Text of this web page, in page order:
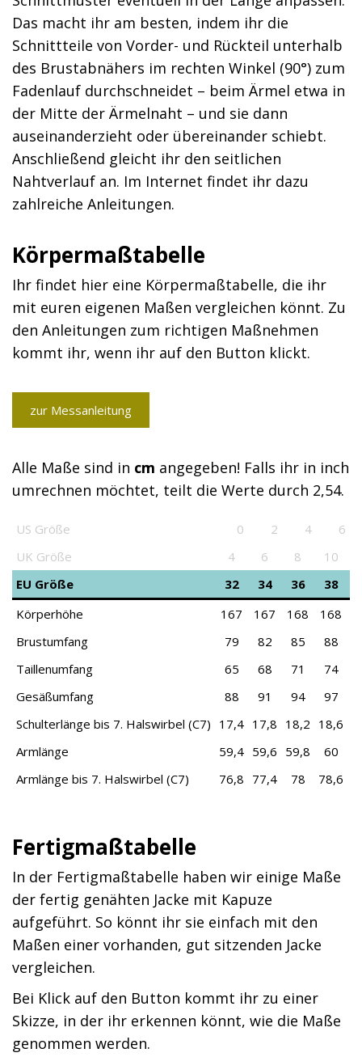
Das macht ihr am besten, indem ihr die
Schnittteile von Vorder- und Rückteil unterhalb
des Brustabnähers im rechten Winkel (90°) zum
Fadenlauf durchschneidet – beim Ärmel etwa in
der Mitte der Ärmelnaht – und sie dann
auseinanderzieht oder übereinander schiebt.
Anschließend gleicht ihr den seitlichen
Nahtverlauf an. Im Internet findet ihr dazu
zahlreiche Anleitungen.
Körpermaßtabelle
Ihr findet hier eine Körpermaßtabelle, die ihr
mit euren eigenen Maßen vergleichen könnt. Zu
den Anleitungen zum richtigen Maßnehmen
kommt ihr, wenn ihr auf den Button klickt.
zur Messanleitung
Alle Maße sind in cm angegeben! Falls ihr in inch
umrechnen möchtet, teilt die Werte durch 2,54.
US Größe 0 2 4
6
US Größe
0 2 4 6
UK Größe 4 6 8 10
EU Größe
32 34 36 38
Körperhöhe
167 167 168 168
Brustumfang
79 82 85 88
Taillenumfang
65 68 71 74
Gesäßumfang
88 91 94 97
Schulterlänge bis 7. Halswirbel (C7) 17,4 17,8 18,2 18,6
Armlänge
59,4 59,6 59,8 60
Armlänge bis 7. Halswirbel (C7)
76,8 77,4 78 78,6
Fertigmaßtabelle
In der Fertigmaßtabelle haben wir einige Maße
der fertig genähten Jacke mit Kapuze
aufgeführt. So könnt ihr sie einfach mit den
Maßen einer vorhanden, gut sitzenden Jacke
vergleichen.
Bei Klick auf den Button kommt ihr zu einer
Skizze, in der ihr erkennen könnt, wie die Maße
genommen werden.